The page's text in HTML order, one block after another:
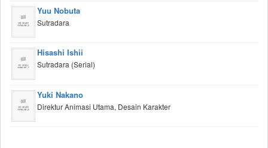
Yuu Nobuta
Sutradara
Hisashi Ishii
Sutradara (Serial)
Yuki Nakano
Direktur Animasi Utama, Desain Karakter